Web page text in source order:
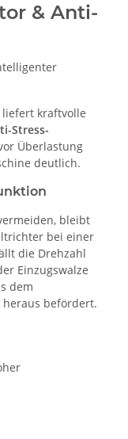
& Anti-
liefert kraftvolle
Stress-
Überlastung
deutlich.
bleibt
bei einer
die Drehzahl
Einzugswalze
dem
befördert.